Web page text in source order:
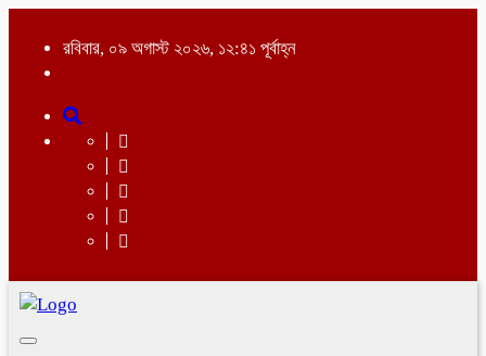
রবিবার, ০৯ অগাস্ট ২০২৬, ১২:৪১ পূর্বাহ্ন
Toggle